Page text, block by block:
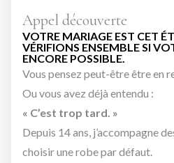
Appel découverte
VOTRE MARIAGE EST CET
VÉRIFIONS ENSEMBLE SI
ENCORE POSSIBLE.
Vous pensez peut-être être en
Ou vous avez déjà entendu :
« C’est trop tard. »
Depuis 14 ans, j’accompagne
choisir une robe par défaut.